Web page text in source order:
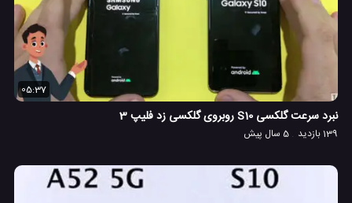
05:37
نبرد سرعت گلکسی S10 روبروی گلکسی زد فلیپ 3
139 بازدید 5 سال پیش